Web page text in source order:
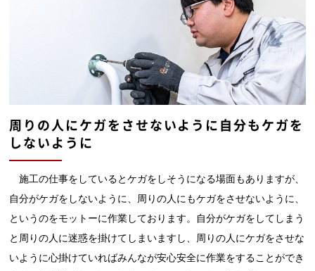
周りの人にケガをさせないように自分もケガを
しないように
施工の仕事をしているとケガをしそうになる場面もありますが、
自分がケガをしないように、周りの人にもケガをさせないように、
というのをモットーに作業しております。自分がケガをしてしまう
と周りの人に迷惑を掛けてしまいますし、周りの人にケガをさせな
いように心掛けていればみんなが安心安全に作業をすることができ